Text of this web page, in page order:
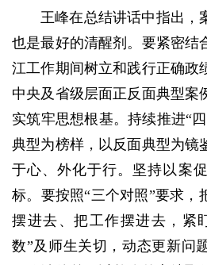
王峰在总结讲话中指出，
也是最好的清醒剂。要紧密结
江工作期间树立和践行正确政
中央及省级层面正反面典型案
实筑牢思想根基。持续推进“
典型为榜样，以反面典型为镜
于心、外化于行。坚持以案
标。要按照“三个对照”要求，
摆进去、把工作摆进去，紧
数”及师生关切，动态更新问